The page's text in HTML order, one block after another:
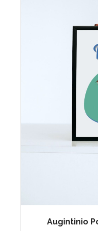
Augintinio